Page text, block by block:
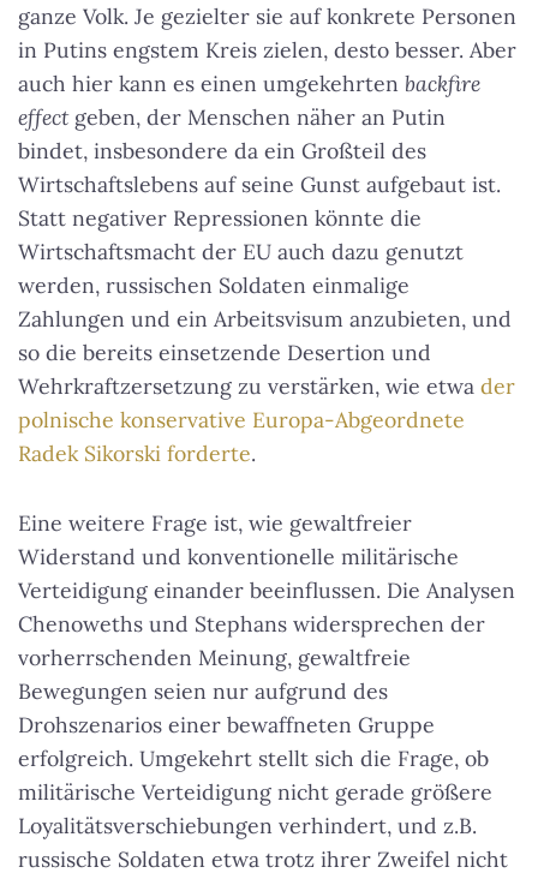
ganze Volk. Je gezielter sie auf konkrete Personen
in Putins engstem Kreis zielen, desto besser. Aber
auch hier kann es einen umgekehrten backfire
effectgeben, der Menschen näher an Putin
bindet, insbesondere da ein Großteil des
Wirtschaftslebens auf seine Gunst aufgebaut ist.
Statt negativer Repressionen könnte die
Wirtschaftsmacht der EU auch dazu genutzt
werden, russischen Soldaten einmalige
Zahlungen und ein Arbeitsvisum anzubieten, und
so die bereits einsetzende Desertion und
Wehrkraftzersetzung zu verstärken, wie etwa der
polnische konservative Europa-Abgeordnete
Radek Sikorski forderte.
Eine weitere Frage ist, wie gewaltfreier
Widerstand und konventionelle militärische
Verteidigung einander beeinflussen. Die Analysen
Chenoweths und Stephans widersprechen der
vorherrschenden Meinung, gewaltfreie
Bewegungen seien nur aufgrund des
Drohszenarios einer bewaffneten Gruppe
erfolgreich. Umgekehrt stellt sich die Frage, ob
militärische Verteidigung nicht gerade größere
Loyalitätsverschiebungen verhindert, und z.B.
russische Soldaten etwa trotz ihrer Zweifel nicht